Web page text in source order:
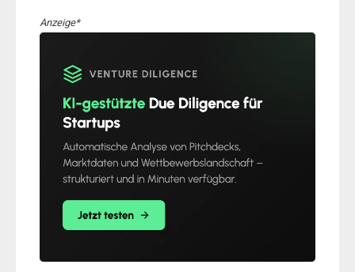
Anzeige*